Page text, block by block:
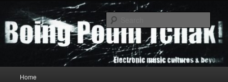
primary
content
secondary
contentBoing Poum Tchak!
Home